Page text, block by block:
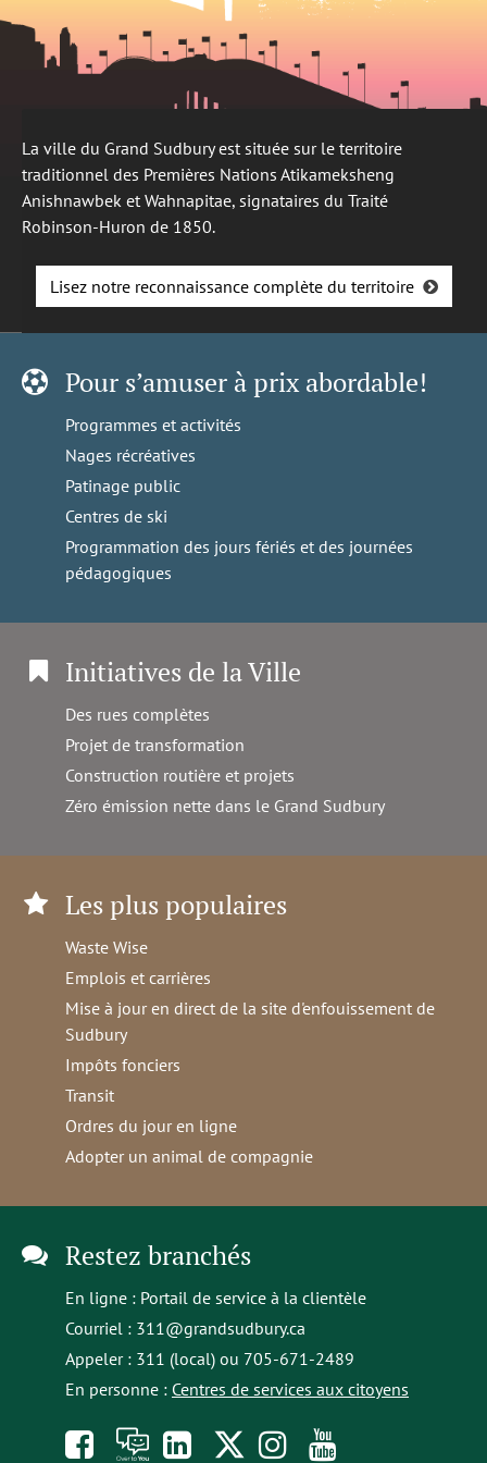
La ville du Grand Sudbury est située sur le territoire
traditionnel des Premières Nations Atikameksheng
Anishnawbek et Wahnapitae, signataires du Traité
Robinson-Huron de 1850.
Lisez notre reconnaissance complète du territoire
Pour s’amuser à prix abordable!
Programmes et activités
Nages récréatives
Patinage public
Centres de ski
Programmation des jours fériés et des journées
pédagogiques
Initiatives de la Ville
Des rues complètes
Projet de transformation
Construction routière et projets
Zéro émission nette dans le Grand Sudbury
Les plus populaires
Waste Wise
Emplois et carrières
Mise à jour en direct de la site d'enfouissement de
Sudbury
Impôts fonciers
Transit
Ordres du jour en ligne
Adopter un animal de compagnie
Restez branchés
En ligne : Portail de service à la clientèle
Courriel : 311@grandsudbury.ca
Appeler : 311 (local) ou 705-671-2489
En personne : Centres de services aux citoyens
Like À opensFollowFollow